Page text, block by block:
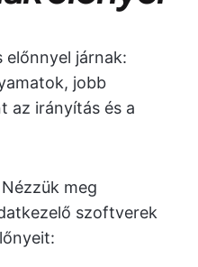
előnnyel járnak:
jobb
az irányítás és a
meg
szoftverek